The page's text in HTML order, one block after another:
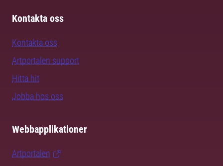
Kontakta oss
Kontakta oss
Artportalen support
Hitta hit
Jobba hos oss
Webbapplikationer
Artportalen